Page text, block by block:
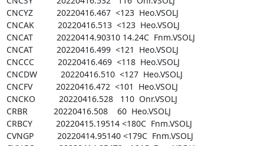
CNCYZ          20220416.467  <123  Heo.VSOLJ
CNCAK          20220416.513  <123  Heo.VSOLJ
CNCAT          20220414.90310 14.24C  Fnm.VSOLJ
CNCAT          20220416.499  <121  Heo.VSOLJ
CNCCC          20220416.469  <118  Heo.VSOLJ
CNCDW          20220416.510  <127  Heo.VSOLJ
CNCFV          20220416.472  <101  Heo.VSOLJ
CNCKO          20220416.528   110  Onr.VSOLJ
CRBR           20220416.508    60  Heo.VSOLJ
CRBCY          20220415.19514 <180C  Fnm.VSOLJ
CVNGP          20220414.95140 <179C  Fnm.VSOLJ